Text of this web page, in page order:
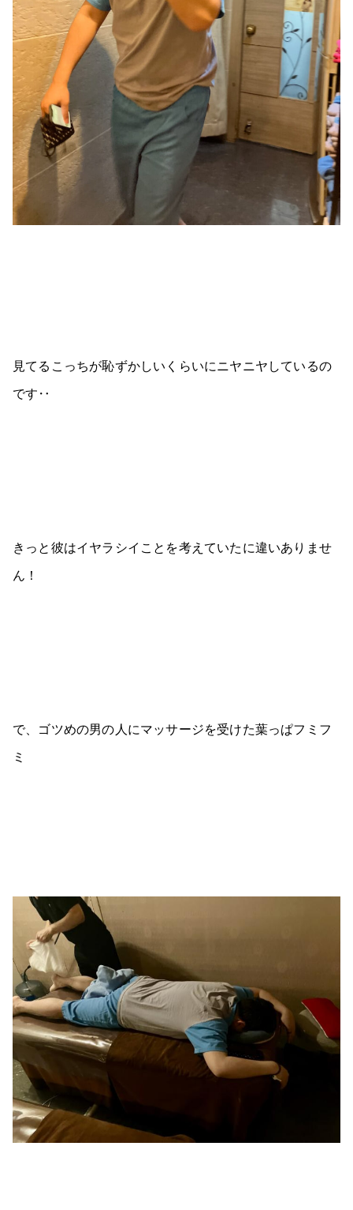
見てるこっちが恥ずかしいくらいにニヤニヤしているの
です‥
きっと彼はイヤラシイことを考えていたに違いありませ
ん！
で、ゴツめの男の人にマッサージを受けた葉っぱフミフ
ミ